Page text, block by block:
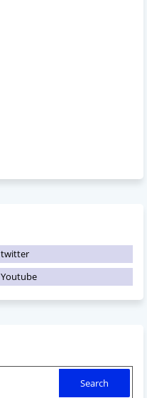
twitter
Youtube